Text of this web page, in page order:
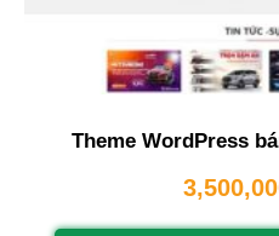
Theme WordPress